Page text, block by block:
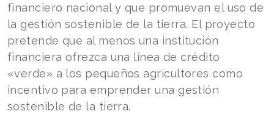
financiero nacional y que promuevan el uso de
la gestión sostenible de la tierra. El proyecto
pretende que al menos una institución
financiera ofrezca una línea de crédito
«verde» a los pequeños agricultores como
incentivo para emprender una gestión
sostenible de la tierra.